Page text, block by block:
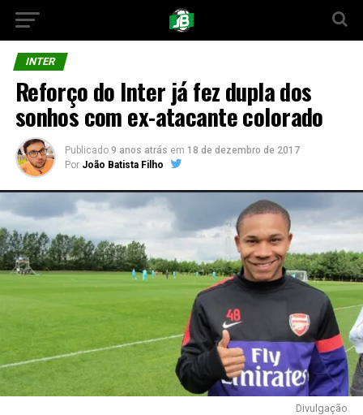
INTER
Reforço do Inter já fez dupla dos
sonhos com ex-atacante colorado
Publicado 9 anos atrás em 18 de dezembro de 2017
Por João Batista Filho
Divulgação